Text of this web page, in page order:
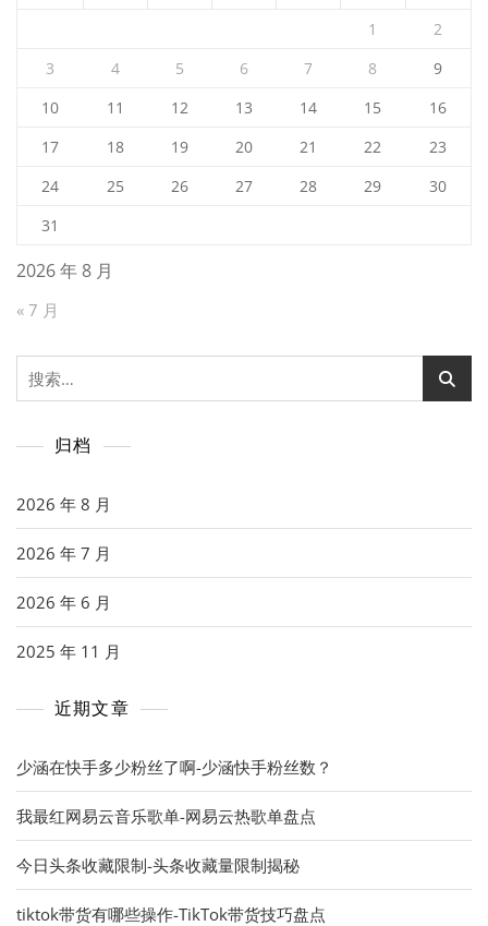
2026 年 8 月
1
2
3
4 5 6 7 8
9
10
11 12 13 14 15
16
17
18 19 20 21 22
23
24
25 26 27 28 29
30
31
« 7 月
搜
索：
归档
2026 年 8 月
2026 年 7 月
2026 年 6 月
2025 年 11 月
近期文章
少涵在快手多少粉丝了啊-少涵快手粉丝数？
我最红网易云音乐歌单-网易云热歌单盘点
今日头条收藏限制-头条收藏量限制揭秘
tiktok带货有哪些操作-TikTok带货技巧盘点